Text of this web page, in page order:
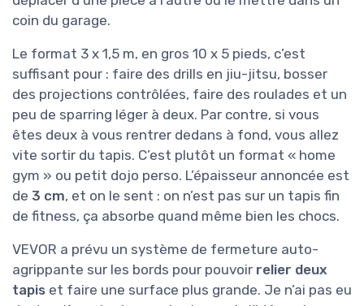
coin du garage.
Le format 3 x 1,5 m, en gros 10 x 5 pieds, c’est
suffisant pour : faire des drills en jiu-jitsu, bosser
des projections contrôlées, faire des roulades et un
peu de sparring léger à deux. Par contre, si vous
êtes deux à vous rentrer dedans à fond, vous allez
vite sortir du tapis. C’est plutôt un format « home
gym » ou petit dojo perso. L’épaisseur annoncée est
de 3 cm, et on le sent : on n’est pas sur un tapis fin
de fitness, ça absorbe quand même bien les chocs.
VEVOR a prévu un système de fermeture auto-
agrippante sur les bords pour pouvoir relier deux
tapis et faire une surface plus grande. Je n’ai pas eu